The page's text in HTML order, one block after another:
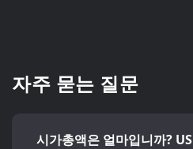
자주 묻는 질문
시가총액은 얼마입니까?